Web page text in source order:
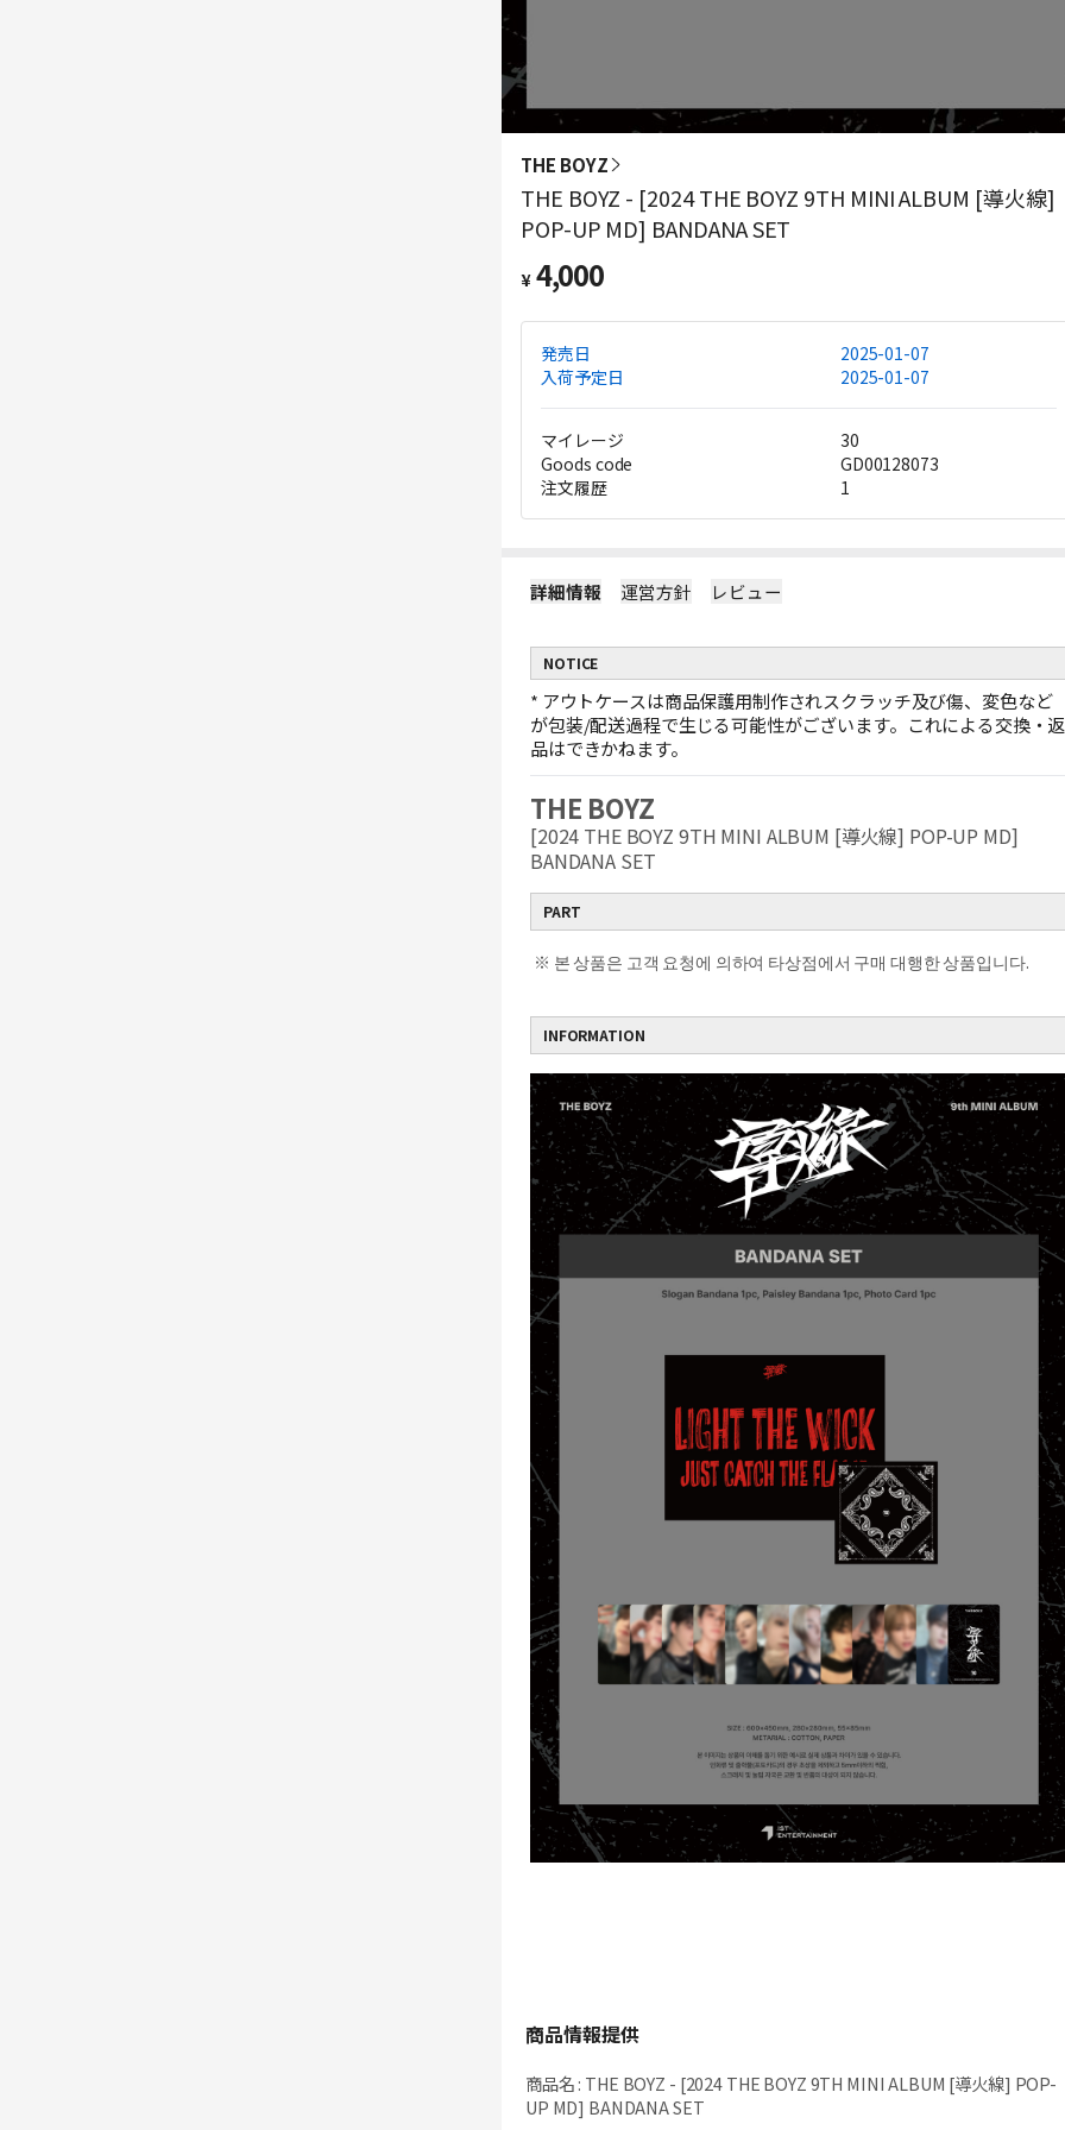
THE BOYZ
THE BOYZ - [2024 THE BOYZ 9TH MINI ALBUM [導火線]
POP-UP MD] BANDANA SET
¥ 4,000
発売日
2025-01-07
入荷予定日
2025-01-07
マイレージ
30
Goods code
GD00128073
注文履歴
1
詳細情報 運営方針 レビュー
NOTICE
* アウトケースは商品保護用制作されスクラッチ及び傷、変色など
が包装/配送過程で生じる可能性がございます。これによる交換・返
品はできかねます。
THE BOYZ
[2024 THE BOYZ 9TH MINI ALBUM [導火線] POP-UP MD]
BANDANA SET
PART
※ 본 상품은 고객 요청에 의하여 타상점에서 구매 대행한 상품입니다.
INFORMATION
商品情報提供
商品名: THE BOYZ - [2024 THE BOYZ 9TH MINI ALBUM [導火線] POP-
UP MD] BANDANA SET